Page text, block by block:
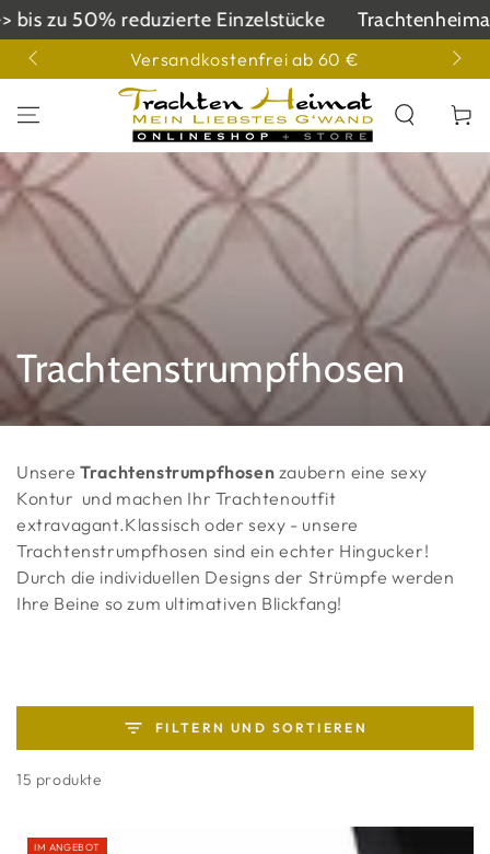
ZUM INHALT
SPRINGEN
reduzierte Einzelstücke Trachtenheimat SALE ->
Versandkostenfrei ab 60 €
Kollektion:
Trachtenstrumpfhosen
UnsereTrachtenstrumpfhosen zaubern eine sexy
Kontur und machen Ihr Trachtenoutfit
extravagant.Klassisch oder sexy - unsere
Trachtenstrumpfhosen sind ein echter Hingucker!
Durch die individuellen Designs der Strümpfe werden
Ihre Beine so zum ultimativen Blickfang!
FILTERN UND SORTIEREN
15 produkte
IM ANGEBOT